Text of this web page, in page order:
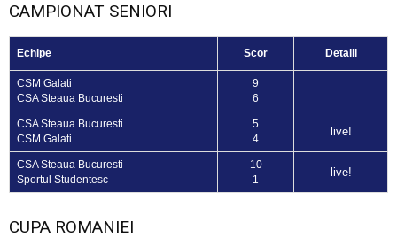
CAMPIONAT SENIORI
Echipe Scor Detalii
CSM Galati
CSA Steaua Bucuresti
9
6
CSA Steaua Bucuresti
CSM Galati
5
4
live!
CSA Steaua Bucuresti
Sportul Studentesc
10
1
live!
CUPA ROMANIEI